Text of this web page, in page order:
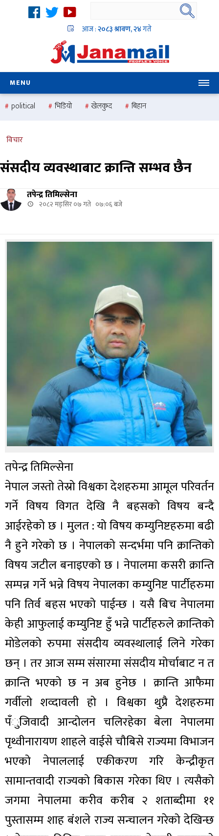
आज :२०८३ श्रावण, २४गते
MENU
political भिडियो खेलकुद
बिहान
national
विचार
संसदीय व्यवस्थाबाट क्रान्ति सम्भव छैन
तपेन्द्र तिमिल्सेना
२०८२ मङ्सिर ०७ गते ०७:०६ बजे
तपेन्द्र तिमिल्सेना
नेपाल जस्तो तेस्रो विश्वका देशहरुमा आमूल परिवर्तन
गर्ने विषय विगत देखि नै बहसको विषय बन्दै
आईरहेको छ । मुलत : यो विषय कम्युनिष्टहरुमा बढी
नै हुने गरेको छ । नेपालको सन्दर्भमा पनि क्रान्तिको
विषय जटील बनाइएको छ । नेपालमा कसरी क्रान्ति
सम्पन्न गर्ने भन्ने विषय नेपालका कम्युनिष्ट पार्टीहरुमा
पनि तिर्व बहस भएको पाईन्छ । यसै बिच नेपालमा
केही आफुलाई कम्युनिष्ट हुँ भन्ने पार्टीहरुले क्रान्तिको
मोडेलको रुपमा संसदीय व्यवस्थालाई लिने गरेका
छन् । तर आज सम्म संसारमा संसदीय मोर्चाबाट न त
क्रान्ति भएको छ न अब हुनेछ । क्रान्ति आफैमा
गर्वीलो शव्दावली हो । विश्वका थुप्रै देशहरुमा
पँुजिवादी आन्दोलन चलिरहेका बेला नेपालमा
पृथ्वीनारायण शाहले वाईसे चौबिसे राज्यमा विभाजन
भएको नेपाललाई एकीकरण गरि केन्द्रीकृत
सामान्तवादी राज्यको बिकास गरेका थिए । त्यसैको
जगमा नेपालमा करीव करीब २ शताब्दीमा ११
पुस्तासम्म शाह बंशले राज्य सन्चालन गरेको देखिन्छ